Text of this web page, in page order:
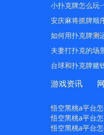
小扑克牌怎么玩
安庆麻将抓牌顺
如何用扑克牌测
夫妻打扑克的场
台球和扑克牌赌
游戏资讯
悟空黑桃a平台
悟空黑桃a平台
悟空黑桃a平台